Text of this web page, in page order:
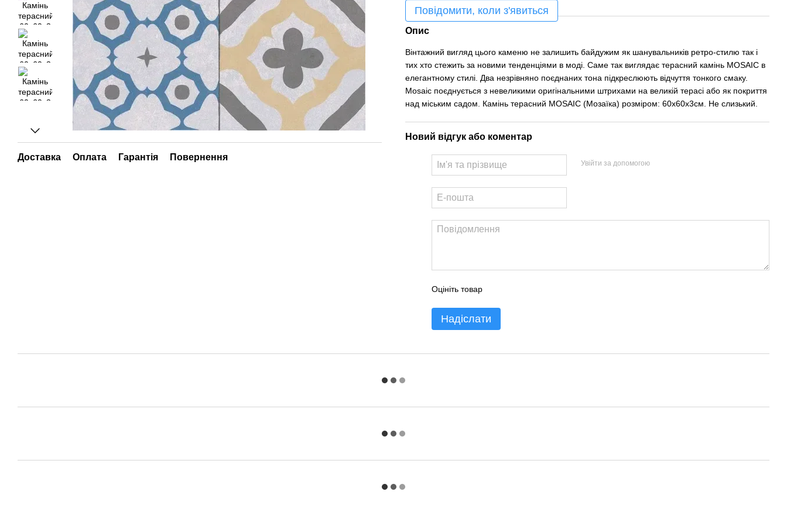
Доставка Оплата Гарантія Повернення
Повідомити, коли з'явиться
Опис
Вінтажний вигляд цього каменю не залишить байдужим як шанувальників ретро-стилю так і
тих хто стежить за новими тенденціями в моді. Саме так виглядає терасний камінь MOSAIC в
елегантному стилі. Два незрівняно поєднаних тона підкреслюють відчуття тонкого смаку.
Mosaic поєднується з невеликими оригінальними штрихами на великій терасі або як покриття
над міським садом. Камінь терасний MOSAIC (Мозаїка) розміром: 60х60х3см. Не слизький.
Новий відгук або коментар
Увійти за допомогою
Оцініть товар
Надіслати